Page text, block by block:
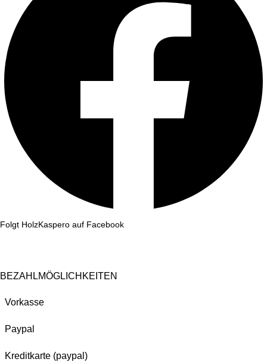
Folgt HolzKaspero auf Facebook
BEZAHLMÖGLICHKEITEN
Vorkasse
Paypal
Kreditkarte (paypal)